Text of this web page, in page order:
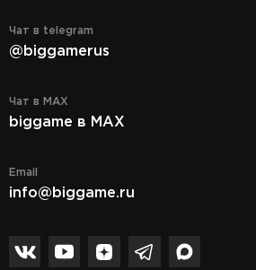
Чат в telegram
@biggamerus
Чат в MAX
biggame в MAX
Email
info@biggame.ru